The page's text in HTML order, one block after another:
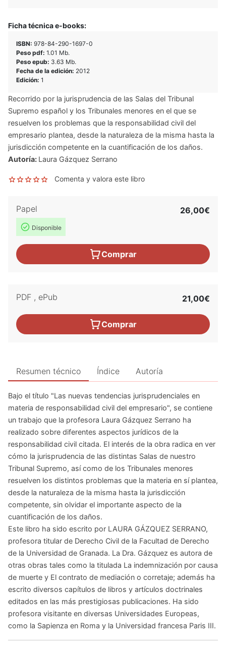
Ficha técnica e-books:
ISBN: 978-84-290-1697-0
Peso pdf: 1.01 Mb.
Peso epub: 3.63 Mb.
Fecha de la edición: 2012
Edición: 1
Recorrido por la jurisprudencia de las Salas del Tribunal
Supremo español y los Tribunales menores en el que se
resuelven los problemas que la responsabilidad civil del
empresario plantea, desde la naturaleza de la misma hasta la
jurisdicción competente en la cuantificación de los daños.
Autoría: Laura Gázquez Serrano
Comenta y valora este libro
Papel
Disponible
26,00€
Comprar
PDF , ePub 21,00€
Comprar
Resumen técnico Índice Autoría
Bajo el título "Las nuevas tendencias jurisprudenciales en
materia de responsabilidad civil del empresario", se contiene
un trabajo que la profesora Laura Gázquez Serrano ha
realizado sobre diferentes aspectos jurídicos de la
responsabilidad civil citada. El interés de la obra radica en ver
cómo la jurisprudencia de las distintas Salas de nuestro
Tribunal Supremo, así como de los Tribunales menores
resuelven los distintos problemas que la materia en sí plantea,
desde la naturaleza de la misma hasta la jurisdicción
competente, sin olvidar el importante aspecto de la
cuantificación de los daños.
Este libro ha sido escrito por LAURA GÁZQUEZ SERRANO,
profesora titular de Derecho Civil de la Facultad de Derecho
de la Universidad de Granada. La Dra. Gázquez es autora de
otras obras tales como la titulada La indemnización por causa
de muerte y El contrato de mediación o corretaje; además ha
escrito diversos capítulos de libros y artículos doctrinales
editados en las más prestigiosas publicaciones. Ha sido
profesora visitante en diversas Universidades Europeas,
como la Sapienza en Roma y la Universidad francesa Paris III.